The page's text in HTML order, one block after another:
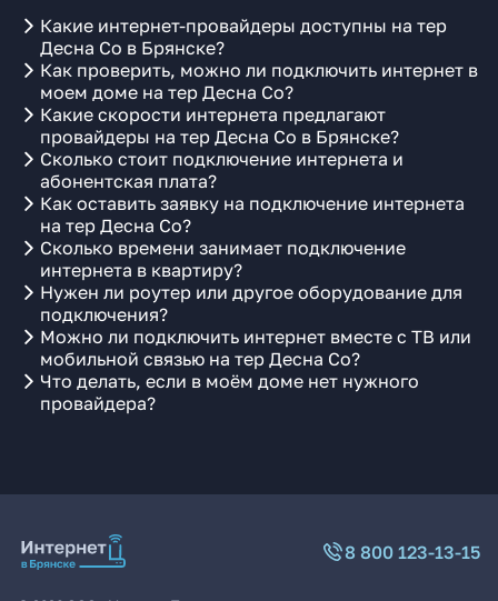
Какие интернет-провайдеры доступны на тер
Десна Со в Брянске?
Как проверить, можно ли подключить интернет в
моем доме на тер Десна Со?
Какие скорости интернета предлагают
провайдеры на тер Десна Со в Брянске?
Сколько стоит подключение интернета и
абонентская плата?
Как оставить заявку на подключение интернета
на тер Десна Со?
Сколько времени занимает подключение
интернета в квартиру?
Нужен ли роутер или другое оборудование для
подключения?
Можно ли подключить интернет вместе с ТВ или
мобильной связью на тер Десна Со?
Что делать, если в моём доме нет нужного
провайдера?
8 800 123-13-15